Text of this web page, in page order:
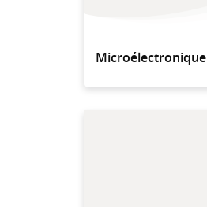
Microélectronique